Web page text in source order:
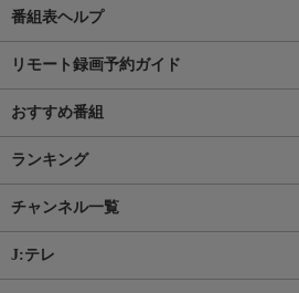
番組表ヘルプ
リモート録画予約ガイド
おすすめ番組
ランキング
チャンネル一覧
J:テレ